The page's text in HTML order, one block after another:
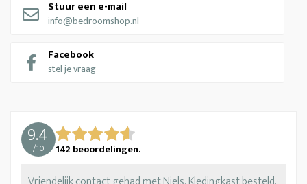
Stuur een e-mail
info@bedroomshop.nl
Facebook
stel je vraag
9.4
/10 142 beoordelingen.